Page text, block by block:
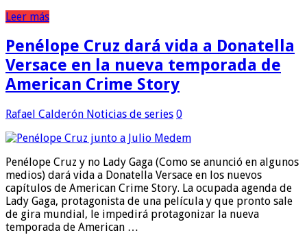
Leer más
Penélope Cruz dará vida a Donatella
Versace en la nueva temporada de
American Crime Story
Rafael Calderón Noticias de series 0
Penélope Cruz y no Lady Gaga (Como se anunció en algunos
medios) dará vida a Donatella Versace en los nuevos
capítulos de American Crime Story. La ocupada agenda de
Lady Gaga, protagonista de una película y que pronto sale
de gira mundial, le impedirá protagonizar la nueva
temporada de American …